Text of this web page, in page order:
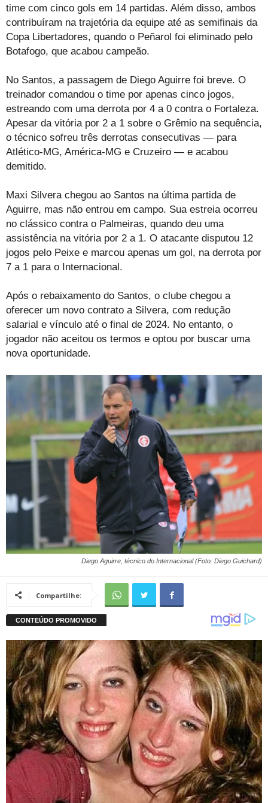
time com cinco gols em 14 partidas. Além disso, ambos
contribuíram na trajetória da equipe até as semifinais da
Copa Libertadores, quando o Peñarol foi eliminado pelo
Botafogo, que acabou campeão.
No Santos, a passagem de Diego Aguirre foi breve. O
treinador comandou o time por apenas cinco jogos,
estreando com uma derrota por 4 a 0 contra o Fortaleza.
Apesar da vitória por 2 a 1 sobre o Grêmio na sequência,
o técnico sofreu três derrotas consecutivas — para
Atlético-MG, América-MG e Cruzeiro — e acabou
demitido.
Maxi Silvera chegou ao Santos na última partida de
Aguirre, mas não entrou em campo. Sua estreia ocorreu
no clássico contra o Palmeiras, quando deu uma
assistência na vitória por 2 a 1. O atacante disputou 12
jogos pelo Peixe e marcou apenas um gol, na derrota por
7 a 1 para o Internacional.
Após o rebaixamento do Santos, o clube chegou a
oferecer um novo contrato a Silvera, com redução
salarial e vínculo até o final de 2024. No entanto, o
jogador não aceitou os termos e optou por buscar uma
nova oportunidade.
Diego Aguirre, técnico do Internacional (Foto: Diego Guichard)
Compartilhe: